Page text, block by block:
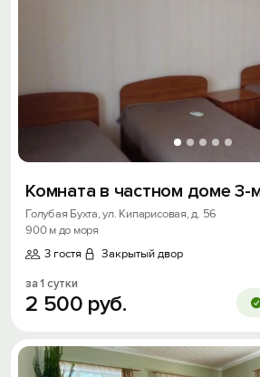
Комната в частном доме 3-
Голубая Бухта, ул. Кипарисовая, д. 56
900 м до моря
3 гостя
Закрытый двор
за 1 сутки
2 500 руб.